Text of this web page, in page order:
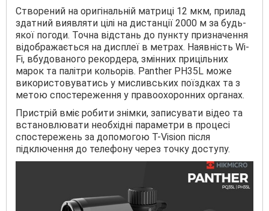
Створений на оригінальній матриці 12 мкм, прилад
здатний виявляти цілі на дистанції 2000 м за будь-
якої погоди. Точна відстань до пункту призначення
відображається на дисплеї в метрах. Наявність Wi-
Fi, вбудованого рекордера, змінних прицільних
марок та палітри кольорів. Panther PH35L може
використовуватись у мисливських поїздках та з
метою спостереження у правоохоронних органах.
Пристрій вміє робити знімки, записувати відео та
встановлювати необхідні параметри в процесі
спостережень за допомогою T-Vision після
підключення до телефону через точку доступу.